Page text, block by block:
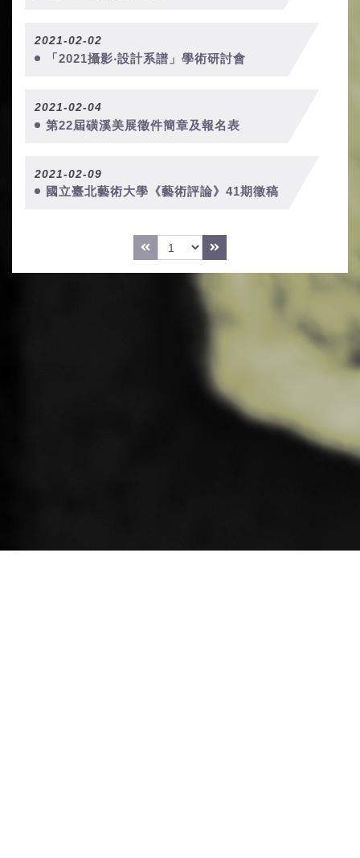
2021-02-02
「2021攝影‧設計系譜」學術研討會
2021-02-04
第22屆磺溪美展徵件簡章及報名表
2021-02-09
國立臺北藝術大學《藝術評論》41期徵稿